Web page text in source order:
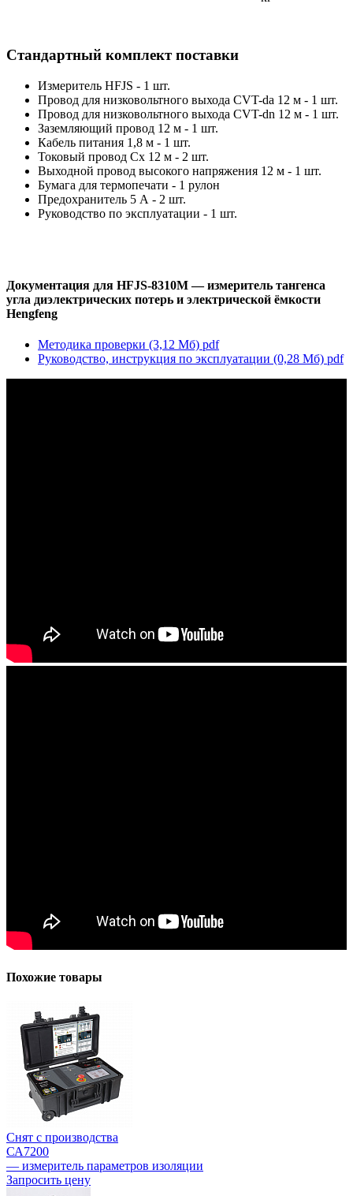
Стандартный комплект поставки
Измеритель HFJS - 1 шт.
Провод для низковольтного выхода CVT-da 12 м - 1 шт.
Провод для низковольтного выхода CVT-dn 12 м - 1 шт.
Заземляющий провод 12 м - 1 шт.
Кабель питания 1,8 м - 1 шт.
Токовый провод Cx 12 м - 2 шт.
Выходной провод высокого напряжения 12 м - 1 шт.
Бумага для термопечати - 1 рулон
Предохранитель 5 А - 2 шт.
Руководство по эксплуатации - 1 шт.
Документация для HFJS-8310M — измеритель тангенса
угла диэлектрических потерь и электрической ёмкости
Hengfeng
Методика проверки (3,12 Мб) pdf
Руководство, инструкция по эксплуатации (0,28 Мб) pdf
Похожие товары
Снят с производства
СА7200
— измеритель параметров изоляции
Запросить цену